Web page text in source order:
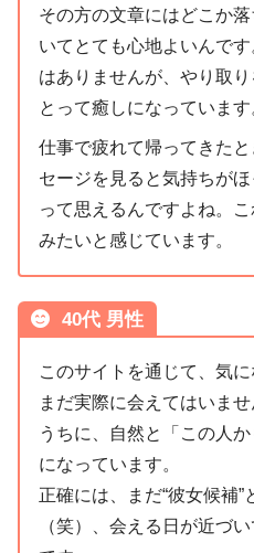
その方の文章にはどこか
いてとても心地よいんで
はありませんが、やり取
とって癒しになっています
仕事で疲れて帰ってきた
セージを見ると気持ちが
って思えるんですよね。
みたいと感じています。
40代 男性
このサイトを通じて、気
まだ実際に会えてはいま
うちに、自然と「この人
になっています。
正確には、まだ“彼女候補
（笑）、会える日が近づ